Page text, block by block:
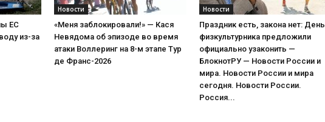
ЕС
из-за
Новости
«Меня заблокировали!» — Кася
Невядома об эпизоде во время
атаки Воллеринг на 8-м этапе Тур
де Франс-2026
Новости
Праздник есть, закона нет: День
физкультурника предложили
официально узаконить —
БлокнотРУ — Новости России и
мира. Новости России и мира
сегодня. Новости России.
Россия...